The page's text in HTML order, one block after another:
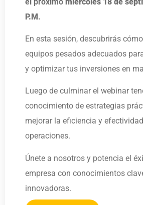
P.M.
En esta sesión, descubrirás
equipos pesados adecuados
y optimizar tus inversiones en
Luego de culminar el webinar
conocimiento de estrategias
mejorar la eficiencia y
operaciones.
Únete a nosotros y potencia el
empresa con conocimientos
innovadoras.